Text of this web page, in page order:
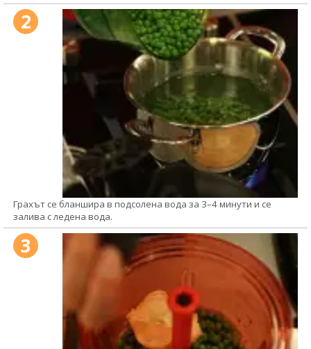
2
Грахът се бланшира в подсолена вода за 3–4 минути и се
залива с ледена вода.
3